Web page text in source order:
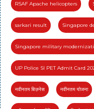
RSAF Apache helicopters
sarkari result Singapore
Singapore military
UP Police SI PET Admit Card
नवीनतम बिज़नेस नवीनतम योजना